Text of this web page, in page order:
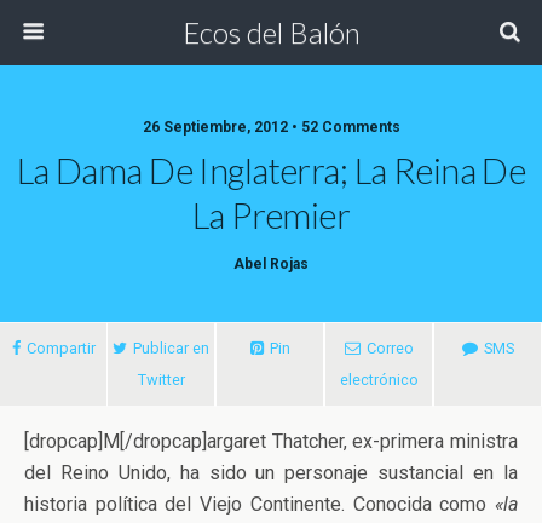
Ecos del Balón
26 Septiembre, 2012 • 52 Comments
La Dama De Inglaterra; La Reina De
La Premier
Abel Rojas
Compartir
Publicar en
Twitter
Pin
Correo
electrónico
SMS
[dropcap]M[/dropcap]argaret Thatcher, ex-primera ministra
del Reino Unido, ha sido un personaje sustancial en la
historia política del Viejo Continente. Conocida como «la